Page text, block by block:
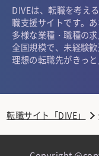
DIVEは、転職を考え
職支援サイトです。
多様な業種・職種の
全国規模で、未経験
理想の転職先がきっと
転職サイト「DIVE」